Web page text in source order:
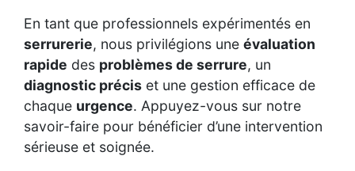
En tant que professionnels expérimentés en
serrurerie, nous privilégions une évaluation
rapide des problèmes de serrure, un
diagnostic précis et une gestion efficace de
chaque urgence. Appuyez-vous sur notre
savoir-faire pour bénéficier d’une intervention
sérieuse et soignée.